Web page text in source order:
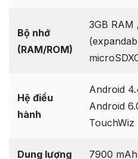
Bộ nhớ
(RAM/ROM)
3GB RAM
Hệ điều
hành
Android
Android
TouchWiz
Dung lượng
7900